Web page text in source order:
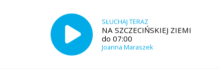
SŁUCHAJ TERAZ
NA SZCZECIŃSKIEJ ZIEMI
do 07:00
Joanna Maraszek